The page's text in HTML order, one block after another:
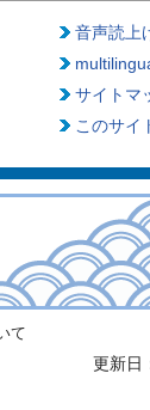
音声読上
サイトマ
このサイ
て
更新日